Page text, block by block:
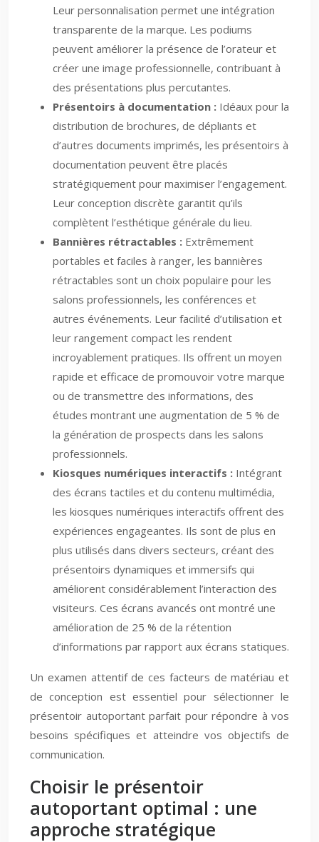
Leur personnalisation permet une intégration
transparente de la marque. Les podiums
peuvent améliorer la présence de l’orateur et
créer une image professionnelle, contribuant à
des présentations plus percutantes.
Présentoirs à documentation : Idéaux pour la
distribution de brochures, de dépliants et
d’autres documents imprimés, les présentoirs à
documentation peuvent être placés
stratégiquement pour maximiser l’engagement.
Leur conception discrète garantit qu’ils
complètent l’esthétique générale du lieu.
Bannières rétractables : Extrêmement
portables et faciles à ranger, les bannières
rétractables sont un choix populaire pour les
salons professionnels, les conférences et
autres événements. Leur facilité d’utilisation et
leur rangement compact les rendent
incroyablement pratiques. Ils offrent un moyen
rapide et efficace de promouvoir votre marque
ou de transmettre des informations, des
études montrant une augmentation de 5 % de
la génération de prospects dans les salons
professionnels.
Kiosques numériques interactifs : Intégrant
des écrans tactiles et du contenu multimédia,
les kiosques numériques interactifs offrent des
expériences engageantes. Ils sont de plus en
plus utilisés dans divers secteurs, créant des
présentoirs dynamiques et immersifs qui
améliorent considérablement l’interaction des
visiteurs. Ces écrans avancés ont montré une
amélioration de 25 % de la rétention
d’informations par rapport aux écrans statiques.
Un examen attentif de ces facteurs de matériau et
de conception est essentiel pour sélectionner le
présentoir autoportant parfait pour répondre à vos
besoins spécifiques et atteindre vos objectifs de
communication.
Choisir le présentoir
autoportant optimal : une
approche stratégique